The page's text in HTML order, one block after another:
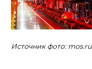
Источник фото: mos.ru